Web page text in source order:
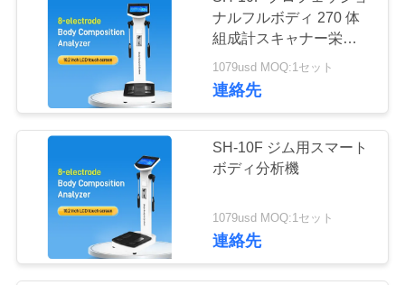
ち
硬貨によって作動
させる天秤ばかり
80
ボディ構成検光子の
ナルフルボディ 270 体
組成計スキャナー栄養士
マシン
1079usd MOQ:1セット
連絡先
SH-10F ジム用スマート
ボディ分析機
1079usd MOQ:1セット
連絡先